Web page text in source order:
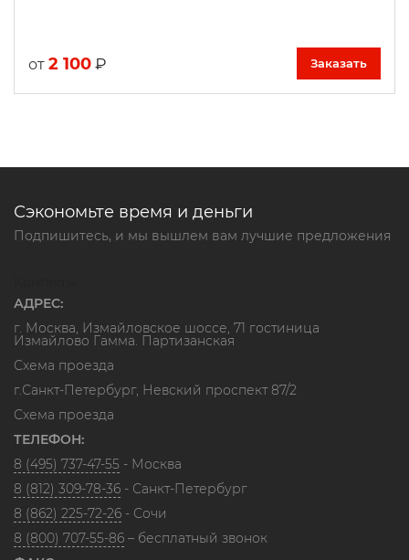
от 2 100 ₽ Заказать
Сэкономьте время и деньги
Подпишитесь, и мы вышлем вам лучшие предложения
АДРЕС:
г. Москва, Измайловское шоссе, 71 гостиница
Измайлово Гамма. Партизанская
Схема проезда
г.Санкт-Петербург, Невский проспект 87/2
Схема проезда
ТЕЛЕФОН:
8 (495) 737-47-55 - Москва
8 (812) 309-78-36 - Санкт-Петербург
8 (862) 225-72-26 - Сочи
8 (800) 707-55-86 – бесплатный звонок